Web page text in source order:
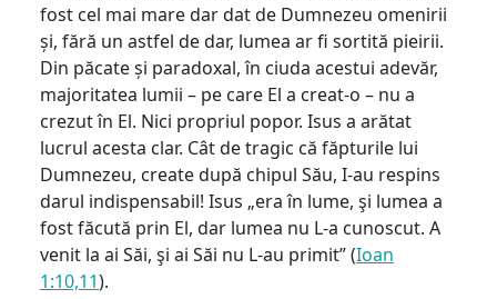
fost cel mai mare dar dat de Dumnezeu omenirii
și, fără un astfel de dar, lumea ar fi sortită pieirii.
Din păcate și paradoxal, în ciuda acestui adevăr,
majoritatea lumii – pe care El a creat-o – nu a
crezut în El. Nici propriul popor. Isus a arătat
lucrul acesta clar. Cât de tragic că făpturile lui
Dumnezeu, create după chipul Său, I-au respins
darul indispensabil! Isus „era în lume, şi lumea a
fost făcută prin El, dar lumea nu L-a cunoscut. A
venit la ai Săi, şi ai Săi nu L-au primit” (Ioan
1:10,11).